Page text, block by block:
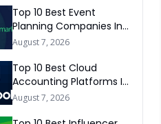
Top 10 Best Event
Planning Companies In
The World 2026
August 7, 2026
Top 10 Best Cloud
Accounting Platforms In
The World 2026
August 7, 2026